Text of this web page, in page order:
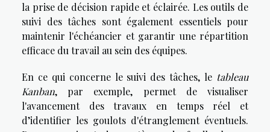
la prise de décision rapide et éclairée. Les outils de
suivi des tâches sont également essentiels pour
maintenir l'échéancier et garantir une répartition
efficace du travail au sein des équipes.
En ce qui concerne le suivi des tâches, le tableau
Kanban, par exemple, permet de visualiser
l'avancement des travaux en temps réel et
d’identifier les goulots d'étranglement éventuels.